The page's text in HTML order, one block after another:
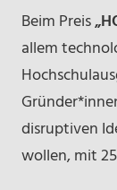
Beim Preis
allem
disruptiven
wollen, mit